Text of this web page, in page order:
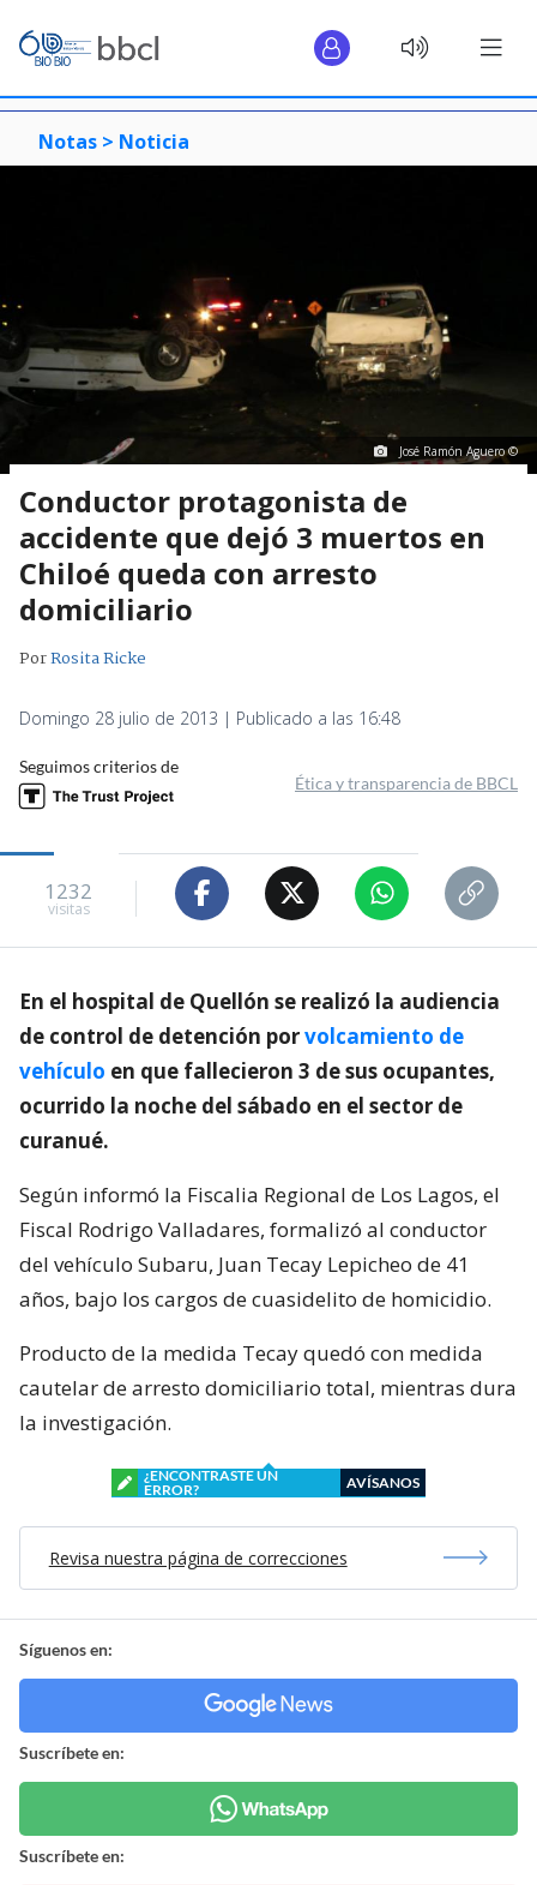
Notas > Noticia
José Ramón Aguero ©
Conductor protagonista de
accidente que dejó 3 muertos en
Chiloé queda con arresto
domiciliario
PorRosita Ricke
Domingo 28 julio de 2013 | Publicado a las 16:48
Seguimos criterios de
Ética y transparencia de BBCL
1232
visitas
En el hospital de Quellón se realizó la audiencia
de control de detención porvolcamiento de
vehículo en que fallecieron 3 de sus ocupantes,
ocurrido la noche del sábado en el sector de
curanué.
Según informó la Fiscalia Regional de Los Lagos, el
Fiscal Rodrigo Valladares, formalizó al conductor
del vehículo Subaru, Juan Tecay Lepicheo de 41
años, bajo los cargos de cuasidelito de homicidio.
Producto de la medida Tecay quedó con medida
cautelar de arresto domiciliario total, mientras dura
la investigación.
¿ENCONTRASTE UN
ERROR?
AVÍSANOS
Revisa nuestra página de correcciones
Síguenos en:
Suscríbete en:
Suscríbete en: